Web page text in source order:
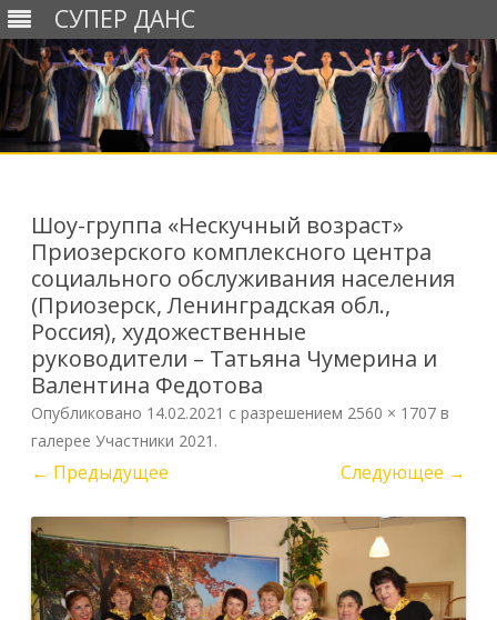
СУПЕР ДАНС
Шоу-группа «Нескучный возраст»
Приозерского комплексного центра
социального обслуживания населения
(Приозерск, Ленинградская обл.,
Россия), художественные
руководители – Татьяна Чумерина и
Валентина Федотова
Опубликовано 14.02.2021 с разрешением 2560 × 1707 в
галерее Участники 2021 .
← Предыдущее Следующее →